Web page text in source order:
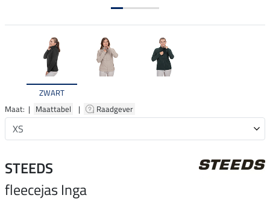
ZWART
Maat: | Maattabel | Raadgever
STEEDS
fleecejas Inga